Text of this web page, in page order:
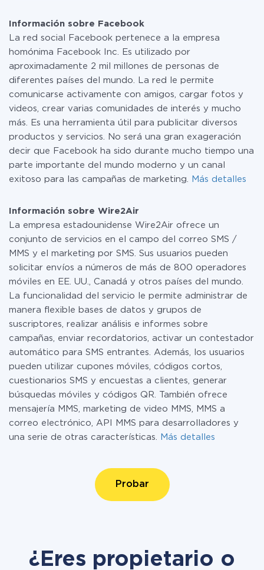
manera segura un plan de tarifa gratuita o cambiar a
uno de pago, si es necesario. Más detalles sobre
tarifas.
Información sobre Facebook
La red social Facebook pertenece a la empresa
homónima Facebook Inc. Es utilizado por
aproximadamente 2 mil millones de personas de
diferentes países del mundo. La red le permite
comunicarse activamente con amigos, cargar fotos y
videos, crear varias comunidades de interés y mucho
más. Es una herramienta útil para publicitar diversos
productos y servicios. No será una gran exageración
decir que Facebook ha sido durante mucho tiempo una
parte importante del mundo moderno y un canal
exitoso para las campañas de marketing.
Más detalles
Información sobre Wire2Air
La empresa estadounidense Wire2Air ofrece un
conjunto de servicios en el campo del correo SMS /
MMS y el marketing por SMS. Sus usuarios pueden
solicitar envíos a números de más de 800 operadores
móviles en EE. UU., Canadá y otros países del mundo.
La funcionalidad del servicio le permite administrar de
manera flexible bases de datos y grupos de
suscriptores, realizar análisis e informes sobre
campañas, enviar recordatorios, activar un contestador
automático para SMS entrantes. Además, los usuarios
pueden utilizar cupones móviles, códigos cortos,
cuestionarios SMS y encuestas a clientes, generar
búsquedas móviles y códigos QR. También ofrece
mensajería MMS, marketing de video MMS, MMS a
correo electrónico, API MMS para desarrolladores y
una serie de otras características.
Más detalles
Probar
¿Eres propietario o